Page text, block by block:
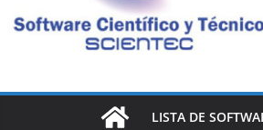
LISTA DE